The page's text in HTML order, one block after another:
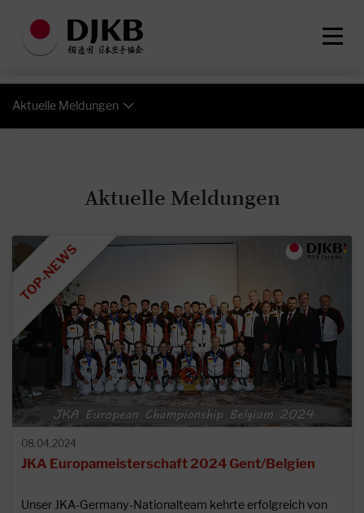
Aktuelle Meldungen
Aktuelle Meldungen
08.04.2024
JKA Europameisterschaft 2024 Gent/Belgien
Unser JKA-Germany-Nationalteam kehrte erfolgreich von